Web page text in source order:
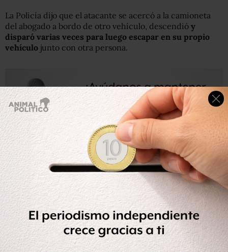
La Policía dijo que el atacante se acercó a la camioneta
del abogado a bordo de otro vehículo, descendió y
disparó varias veces para luego escapar en su propio
vehículo junto con otra persona.
Mylett dijo que los investigadores colaboran con
autoridades federales. Una portavoz del Departamento
Estadounidense Antidrogas en Dallas dijo que su agencia